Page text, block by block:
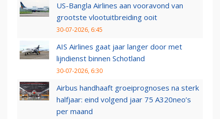
US-Bangla Airlines aan vooravond van
grootste vlootuitbreiding ooit
30-07-2026, 6:45
AIS Airlines gaat jaar langer door met
lijndienst binnen Schotland
30-07-2026, 6:30
Airbus handhaaft groeiprognoses na sterk
halfjaar: eind volgend jaar 75 A320neo’s
per maand